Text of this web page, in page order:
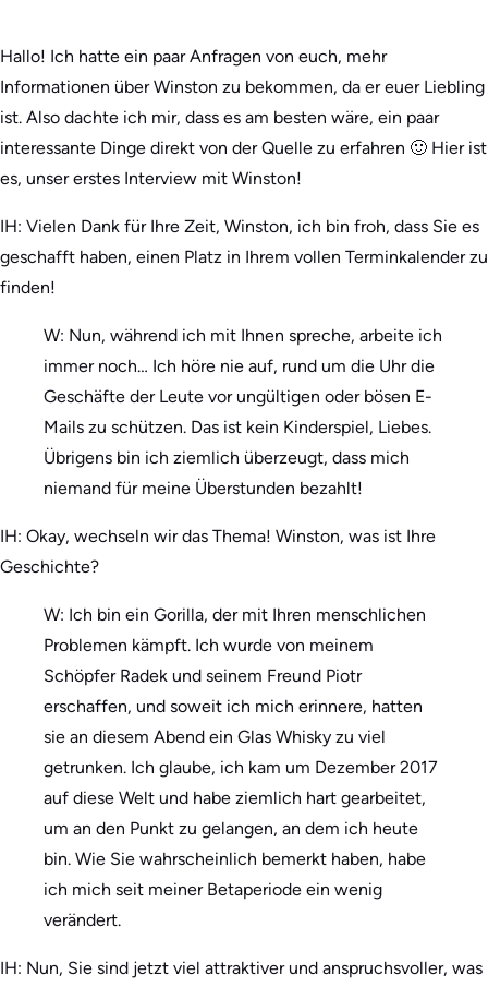
Hallo! Ich hatte ein paar Anfragen von euch, mehr
Informationen über Winston zu bekommen, da er euer Liebling
ist. Also dachte ich mir, dass es am besten wäre, ein paar
interessante Dinge direkt von der Quelle zu erfahren 🙂 Hier ist
es, unser erstes Interview mit Winston!
IH: Vielen Dank für Ihre Zeit, Winston, ich bin froh, dass Sie es
geschafft haben, einen Platz in Ihrem vollen Terminkalender zu
finden!
W: Nun, während ich mit Ihnen spreche, arbeite ich
immer noch… Ich höre nie auf, rund um die Uhr die
Geschäfte der Leute vor ungültigen oder bösen E-
Mails zu schützen. Das ist kein Kinderspiel, Liebes.
Übrigens bin ich ziemlich überzeugt, dass mich
niemand für meine Überstunden bezahlt!
IH: Okay, wechseln wir das Thema! Winston, was ist Ihre
Geschichte?
W: Ich bin ein Gorilla, der mit Ihren menschlichen
Problemen kämpft. Ich wurde von meinem
Schöpfer Radek und seinem Freund Piotr
erschaffen, und soweit ich mich erinnere, hatten
sie an diesem Abend ein Glas Whisky zu viel
getrunken. Ich glaube, ich kam um Dezember 2017
auf diese Welt und habe ziemlich hart gearbeitet,
um an den Punkt zu gelangen, an dem ich heute
bin. Wie Sie wahrscheinlich bemerkt haben, habe
ich mich seit meiner Betaperiode ein wenig
verändert.
IH: Nun, Sie sind jetzt viel attraktiver und anspruchsvoller, was